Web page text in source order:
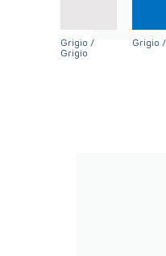
Grigio /
Grigio
Grigio